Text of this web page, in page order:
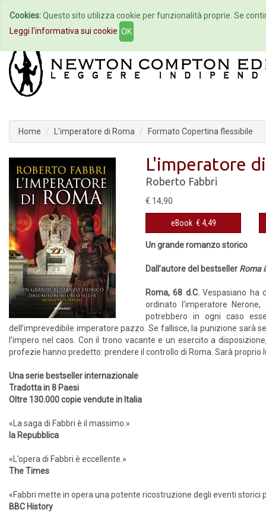
Home Autori Eventi
Home L'imperatore di Roma Formato Copertina flessibile
L'imperatore
Roberto Fabbri
€ 14,90
eBook € 4,49
Un grande romanzo storico
Dall’autore del bestseller Roma
Roma, 68 d.C.Vespasiano ha
ordinato l’imperatore
potrebbero in ogni caso
dell’imprevedibile imperatore pazzo. Se fallisce, la punizione sarà
l’impero nel caos. Con il trono vacante e un esercito a
profezie hanno predetto: prendere il controllo di Roma. Sarà proprio
Una serie bestseller internazionale
Tradotta in 8 Paesi
Oltre 130.000 copie vendute in Italia
«La saga di Fabbri è il massimo.»
la Repubblica
«L’opera di Fabbri è eccellente.»
The Times
«Fabbri mette in opera una potente ricostruzione degli eventi storici
BBC History
Cookies:Questo sito utilizza cookie per funzionalità proprie. Se
Leggi l'informativa sui cookie OK